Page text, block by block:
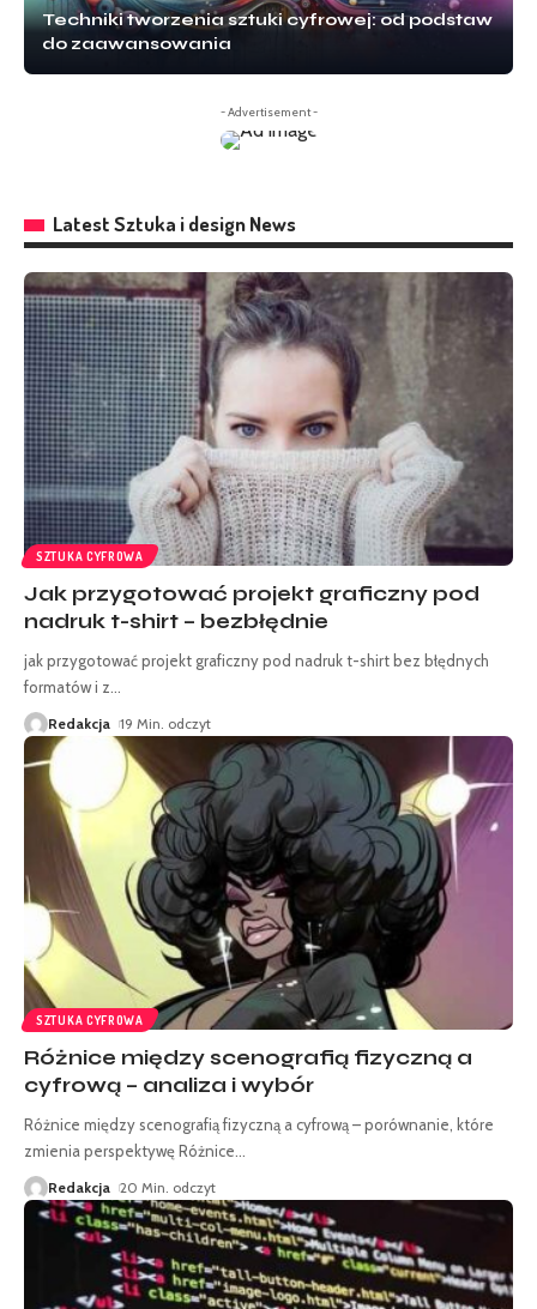
Techniki tworzenia sztuki cyfrowej: od podstaw
do zaawansowania
- Advertisement -
Latest Sztuka i design News
SZTUKA CYFROWA
Jak przygotować projekt graficzny pod
nadruk t-shirt – bezbłędnie
jak przygotować projekt graficzny pod nadruk t-shirt bez błędnych
formatów i z
Redakcja 19 Min. odczyt
SZTUKA CYFROWA
Różnice między scenografią fizyczną a
cyfrową – analiza i wybór
Różnice między scenografią fizyczną a cyfrową – porównanie, które
zmienia perspektywę Różnice
Redakcja 20 Min. odczyt